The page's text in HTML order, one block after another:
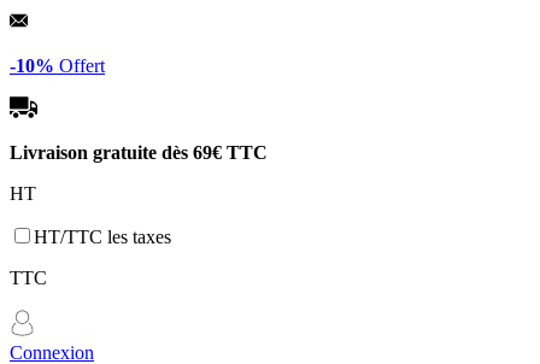
Panneau de gestion des cookies
-10% Offert
Livraison gratuite dès 69€ TTC
HT
HT/TTC les taxes
TTC
Connexion